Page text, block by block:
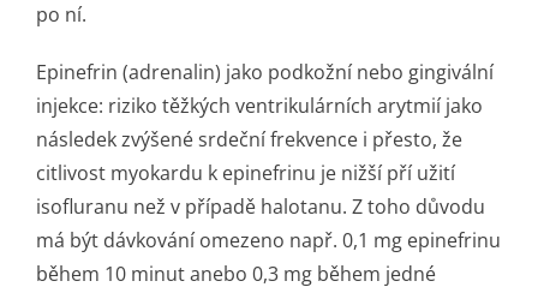
po ní.
Epinefrin (adrenalin) jako podkožní nebo gingivální
injekce: riziko těžkých ventrikulárních arytmií jako
následek zvýšené srdeční frekvence i přesto, že
citlivost myokardu k epinefrinu je nižší pří užití
isofluranu než v případě halotanu. Z toho důvodu
má být dávkování omezeno např. 0,1 mg epinefrinu
během 10 minut anebo 0,3 mg během jedné